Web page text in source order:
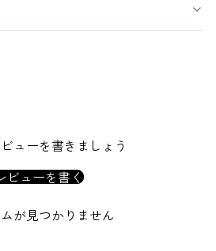
ューを書きましょう
ビューを書く
が見つかりません